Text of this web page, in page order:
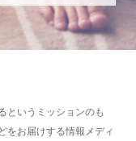
というミッションのも
をお届けする情報メディ